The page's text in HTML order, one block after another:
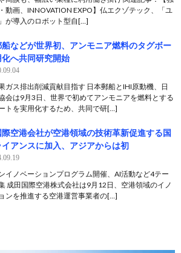
動画、INNOVATION EXPO】仏エクゾテック、「ユ
が導入のロボット型自[…]
船などが世界初、アンモニア燃料のタグボー
化へ共同研究開始
ガス排出削減貢献目指す 日本郵船とIHI原動機、日
会は9月3日、世界で初めてアンモニアを燃料とする
トを実用化するため、共同で研[…]
際空港会社が空港領域の技術革新促進する国
アンスに加入、アジアからは初
イノベーションプログラム開催、AI活動など4テー
成田国際空港株式会社は9月12日、空港領域のイノ
ンを推進する空港運営事業者の[…]